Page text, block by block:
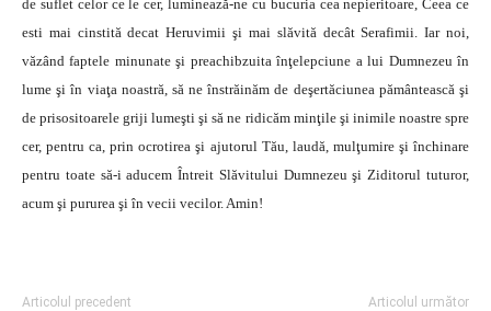
de suflet celor ce le cer, luminează-ne cu bucuria cea nepieritoare, Ceea ce
esti mai cinstită decat Heruvimii şi mai slăvită decât Serafimii. Iar noi,
văzând faptele minunate şi preachibzuita înţelepciune a lui Dumnezeu în
lume şi în viaţa noastră, să ne înstrăinăm de deşertăciunea pământească şi
de prisositoarele griji lumeşti şi să ne ridicăm minţile şi inimile noastre spre
cer, pentru ca, prin ocrotirea şi ajutorul Tău, laudă, mulţumire şi închinare
pentru toate să-i aducem Întreit Slăvitului Dumnezeu şi Ziditorul tuturor,
acum şi pururea şi în vecii vecilor. Amin!
Articolul precedent Articolul următor